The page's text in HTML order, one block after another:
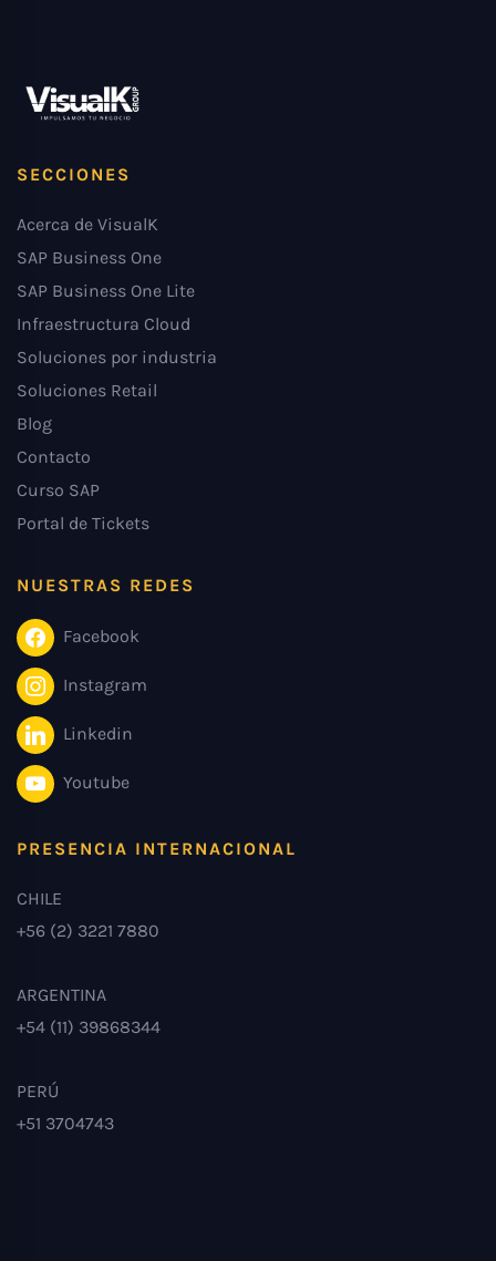
SECCIONES
Acerca de VisualK
SAP Business One
SAP Business One Lite
Infraestructura Cloud
Soluciones por industria
Soluciones Retail
Blog
Contacto
Curso SAP
Portal de Tickets
NUESTRAS REDES
Facebook
Instagram
Linkedin
Youtube
PRESENCIA INTERNACIONAL
CHILE
+56 (2) 3221 7880
ARGENTINA
+54 (11) 39868344
PERÚ
+51 3704743